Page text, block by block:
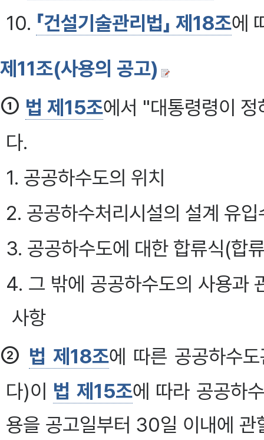
10. 「건설기술관리법」 제18조에
제11조(사용의 공고)
① 법 제15조에서 "대통령령이
다.
1. 공공하수도의 위치
2. 공공하수처리시설의 설계 유
3. 공공하수도에 대한 합류식(합
4. 그 밖에 공공하수도의 사용과
사항
② 법 제18조에 따른 공공하수
다)이 법 제15조에 따라 공공하
용을 공고일부터 30일 이내에 관